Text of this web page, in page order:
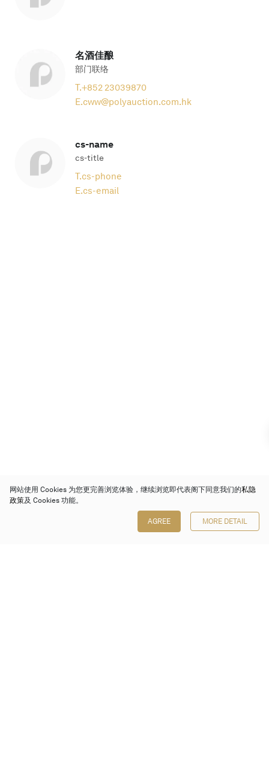
名酒佳酿
部门联络
T.+852 23039870
E.cww@polyauction.com.hk
cs-name
cs-title
T.cs-phone
E.cs-email
网站使用 Cookies 为您更完善浏览体验，继续浏览即代表阁下同意我们的私隐
政策及 Cookies 功能。
AGREE MORE DETAIL